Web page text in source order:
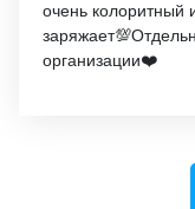
очень колоритный
организации❤️